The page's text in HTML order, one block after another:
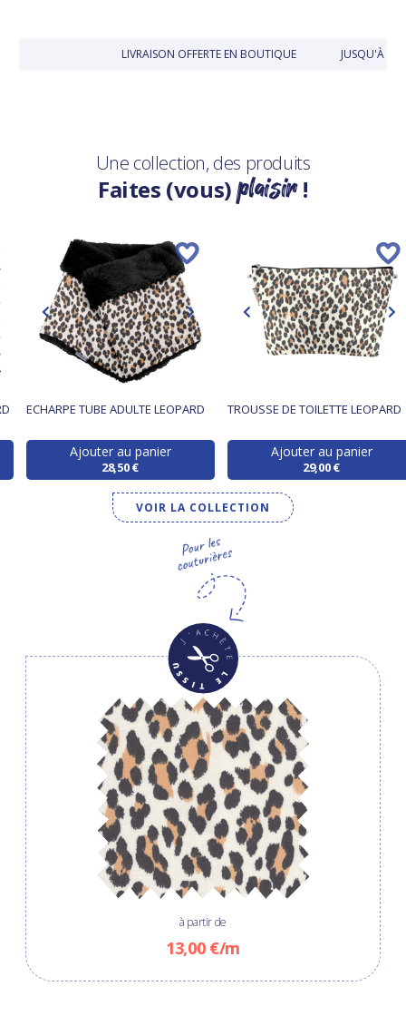
LIVRAISON OFFERTE EN BOUTIQUE JUSQU'À 30
Une collection, des produits
Faites (vous)plaisir!
ECHARPE TUBE ADULTE LEOPARD
Ajouter au panier
28,50 €
TROUSSE DE TOILETTE LEOPARD
Ajouter au panier
29,00 €
VOIR LA COLLECTION
à partir de
13,00 €/m